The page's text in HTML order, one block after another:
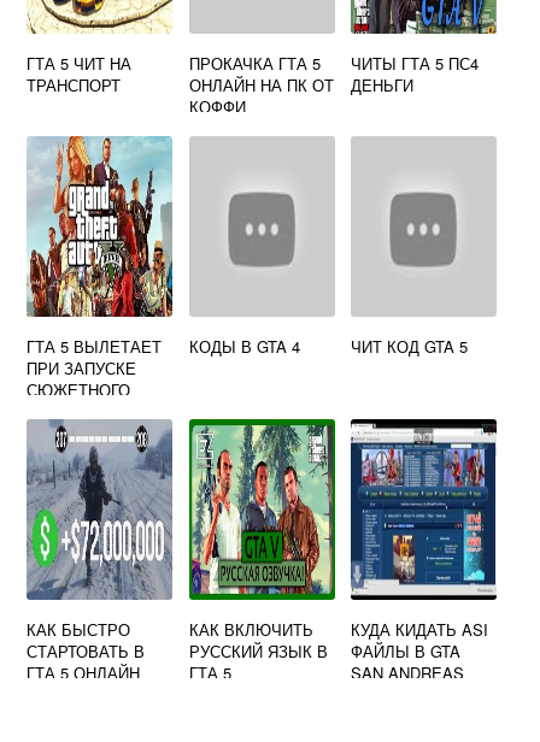
ГТА 5 ЧИТ НА
ТРАНСПОРТ
ПРОКАЧКА ГТА 5
ОНЛАЙН НА ПК ОТ
КОФФИ
ЧИТЫ ГТА 5 ПС4
ДЕНЬГИ
ГТА 5 ВЫЛЕТАЕТ
ПРИ ЗАПУСКЕ
СЮЖЕТНОГО
КОДЫ В GTA 4 ЧИТ КОД GTA 5
КАК БЫСТРО
СТАРТОВАТЬ В
ГТА 5 ОНЛАЙН
КАК ВКЛЮЧИТЬ
РУССКИЙ ЯЗЫК В
ГТА 5
КУДА КИДАТЬ ASI
ФАЙЛЫ В GTA
SAN ANDREAS